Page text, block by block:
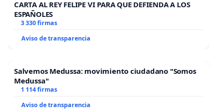
CARTA AL REY FELIPE VI PARA QUE DEFIENDA A LOS
ESPAÑOLES
3 330 firmas
Aviso de transparencia
Salvemos Medussa: movimiento ciudadano "Somos
Medussa"
1 114 firmas
Aviso de transparencia